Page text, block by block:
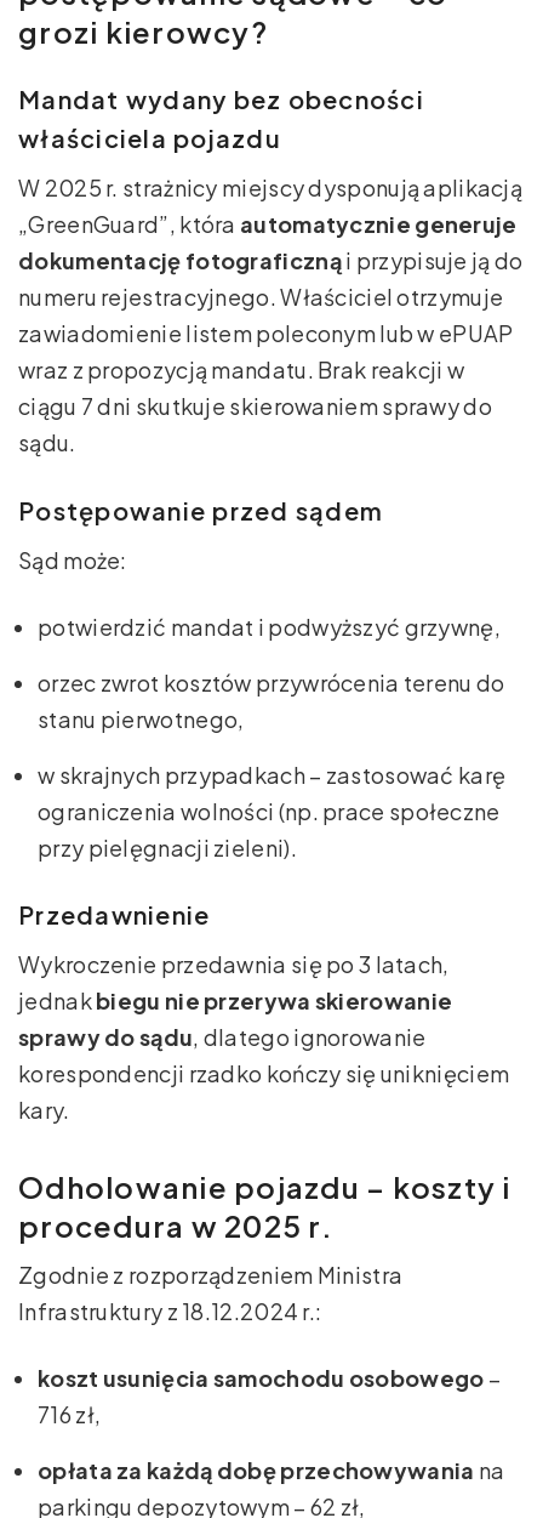
grozi kierowcy?
Mandat wydany bez obecności
właściciela pojazdu
W 2025 r. strażnicy miejscy dysponują aplikacją
„GreenGuard”, która automatycznie generuje
dokumentację fotograficznąi przypisuje ją do
numeru rejestracyjnego. Właściciel otrzymuje
zawiadomienie listem poleconym lub w ePUAP
wraz z propozycją mandatu. Brak reakcji w
ciągu 7 dni skutkuje skierowaniem sprawy do
sądu.
Postępowanie przed sądem
Sąd może:
potwierdzić mandat i podwyższyć grzywnę,
orzec zwrot kosztów przywrócenia terenu do
stanu pierwotnego,
w skrajnych przypadkach – zastosować karę
ograniczenia wolności (np. prace społeczne
przy pielęgnacji zieleni).
Przedawnienie
Wykroczenie przedawnia się po 3 latach,
jednakbiegu nie przerywa skierowanie
sprawy do sądu, dlatego ignorowanie
korespondencji rzadko kończy się uniknięciem
kary.
Odholowanie pojazdu – koszty i
procedura w 2025 r.
Zgodnie z rozporządzeniem Ministra
Infrastruktury z 18.12.2024 r.:
koszt usunięcia samochodu osobowego –
716 zł,
opłata za każdą dobę przechowywania na
parkingu depozytowym – 62 zł,